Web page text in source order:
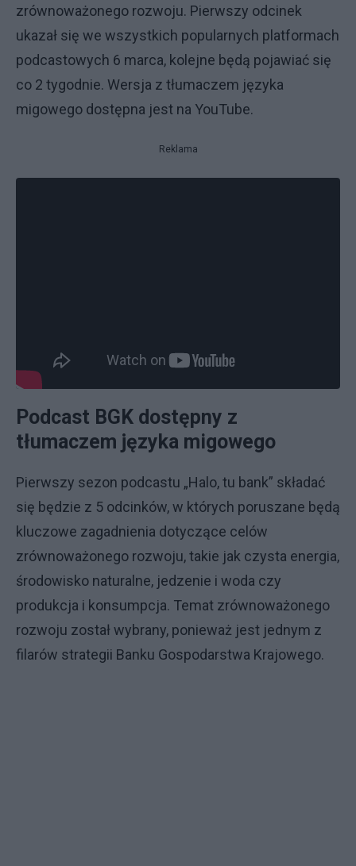
zrównoważonego rozwoju. Pierwszy odcinek
ukazał się we wszystkich popularnych platformach
podcastowych 6 marca, kolejne będą pojawiać się
co 2 tygodnie. Wersja z tłumaczem języka
migowego dostępna jest na YouTube.
Reklama
Podcast BGK dostępny z
tłumaczem języka migowego
Pierwszy sezon podcastu „Halo, tu bank” składać
się będzie z 5 odcinków, w których poruszane będą
kluczowe zagadnienia dotyczące celów
zrównoważonego rozwoju, takie jak czysta energia,
środowisko naturalne, jedzenie i woda czy
produkcja i konsumpcja. Temat zrównoważonego
rozwoju został wybrany, ponieważ jest jednym z
filarów strategii Banku Gospodarstwa Krajowego.